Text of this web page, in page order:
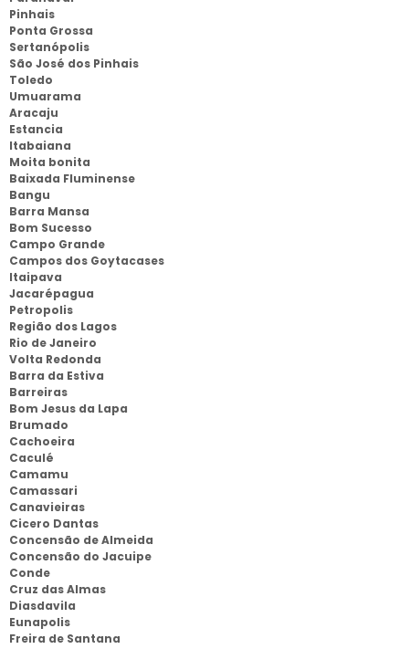
Pinhais
Ponta Grossa
Sertanópolis
São José dos Pinhais
Toledo
Umuarama
Aracaju
Estancia
Itabaiana
Moita bonita
Baixada Fluminense
Bangu
Barra Mansa
Bom Sucesso
Campo Grande
Campos dos Goytacases
Itaipava
Jacarépagua
Petropolis
Região dos Lagos
Rio de Janeiro
Volta Redonda
Barra da Estiva
Barreiras
Bom Jesus da Lapa
Brumado
Cachoeira
Caculé
Camamu
Camassari
Canavieiras
Cicero Dantas
Concensão de Almeida
Concensão do Jacuipe
Conde
Cruz das Almas
Diasdavila
Eunapolis
Freira de Santana